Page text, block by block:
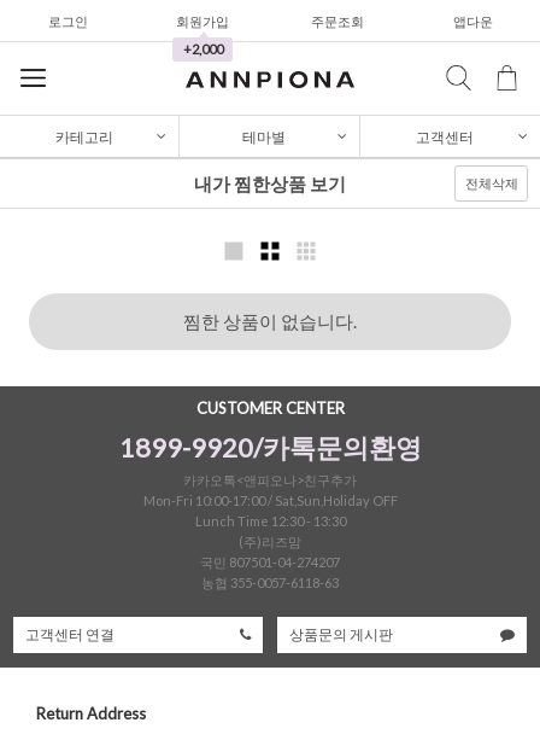
로그인
회원가입
+2,000
주문조회 앱다운
와이드팬츠
한정세일
셔츠&블라우스
가디건/니트
와이드팬츠
한정세일
셔츠&블라우스
한정세일
카테고리 테마별 고객센터
내가 찜한상품 보기 전체삭제
찜한 상품이 없습니다.
CUSTOMER CENTER
1899-9920/카톡문의환영
카카오톡<앤피오나>친구추가
Mon-Fri 10:00-17:00 / Sat,Sun,Holiday OFF
Lunch Time 12:30 - 13:30
(주)리즈맘
국민 807501-04-274207
농협 355-0057-6118-63
고객센터 연결 상품문의 게시판
Return Address